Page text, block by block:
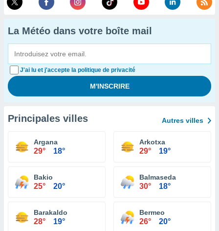
La Météo dans votre boîte mail
J'ai lu et j'accepte la politique de privacité
Principales villes Autres villes
Argana
29° 18°
Arkotxa
29° 19°
Bakio
25° 20°
Balmaseda
30° 18°
Barakaldo
28° 19°
Bermeo
26° 20°